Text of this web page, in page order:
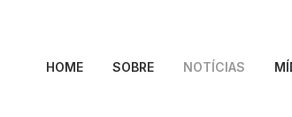
HOME SOBRE NOTÍCIAS